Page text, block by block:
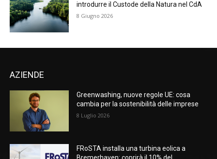
introdurre il Custode della Natura nel CdA
8 Giugno 2026
AZIENDE
Greenwashing, nuove regole UE: cosa
cambia per la sostenibilità delle imprese
8 Luglio 2026
FRoSTA installa una turbina eolica a